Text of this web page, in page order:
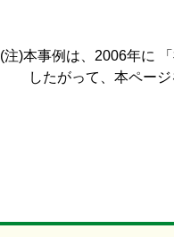
(注)本事例は、2006年に
したがって、本ページ